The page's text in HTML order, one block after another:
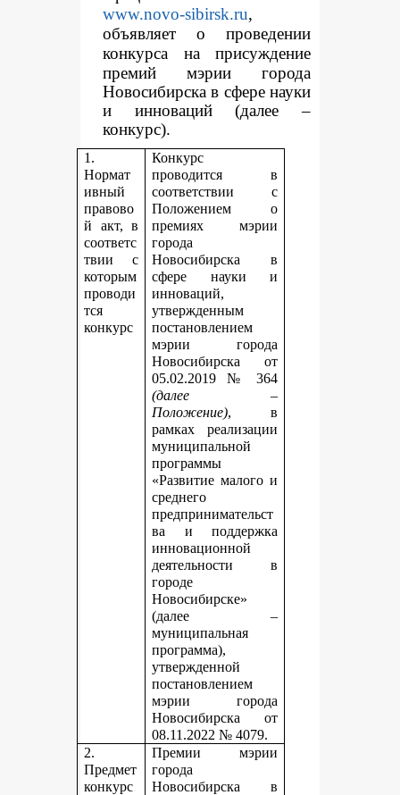
www.novo-sibirsk.ru,
объявляет о проведении
конкурса на присуждение
премий мэрии города
Новосибирска в сфере науки
и инноваций (далее –
конкурс).
1.
Нормат
ивный
правово
й акт, в
соответс
твии с
которым
проводи
тся
конкурс
Конкурс
проводится в
соответствии с
Положением о
премиях мэрии
города
Новосибирска в
сфере науки и
инноваций,
утвержденным
постановлением
мэрии города
Новосибирска от
05.02.2019 № 364
(далее –
Положение), в
рамках реализации
муниципальной
программы
«Развитие малого и
среднего
предпринимательст
ва и поддержка
инновационной
деятельности в
городе
Новосибирске»
(далее –
муниципальная
программа),
утвержденной
постановлением
мэрии города
Новосибирска от
08.11.2022 № 4079.
2.
Предмет
конкурс
Премии мэрии
города
Новосибирска в